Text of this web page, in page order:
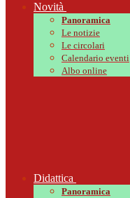
Novità
Panoramica
Le notizie
Le circolari
Calendario eventi
Albo online
Didattica
Panoramica